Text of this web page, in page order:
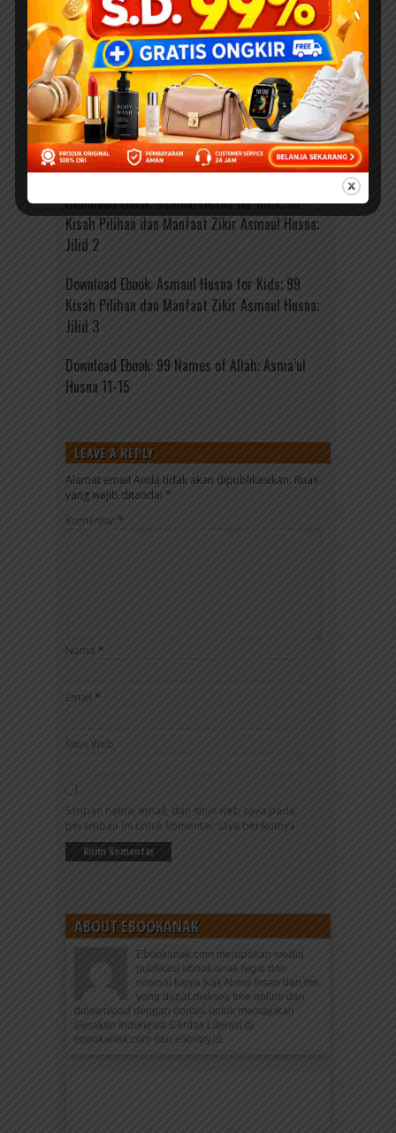
Jilid 4
Ebook PDF 090: 99 Aktivitas Cerdas Asmaul
Husna for Kids (Karya Kak Nurul Ihsan)
Download Ebook: Asmaul Husna for Kids; 99
Kisah Pilihan dan Manfaat Zikir Asmaul Husna;
Jilid 1
Download Ebook: Asmaul Husna for Kids; 99
Kisah Pilihan dan Manfaat Zikir Asmaul Husna;
Jilid 2
Download Ebook: Asmaul Husna for Kids; 99
Kisah Pilihan dan Manfaat Zikir Asmaul Husna;
Jilid 3
Download Ebook: 99 Names of Allah; Asma’ul
Husna 11-15
LEAVE A REPLY
Alamat email Anda tidak akan dipublikasikan. Ruas
yang wajib ditandai *
Komentar*
Nama *
Email *
Situs Web
Simpan nama, email, dan situs web saya pada
peramban ini untuk komentar saya berikutnya.
ABOUT EBOOKANAK
Ebookanak.com merupakan media
publikasi ebook anak legal dan
orisinal karya Kak Nurul Ihsan dan tim
yang dapat diakses free online dan
didownload dengan donasi untuk memajukan
Gerakan Indonesia Cerdas Literasi di
ebookanak.com dan elibrary.id.